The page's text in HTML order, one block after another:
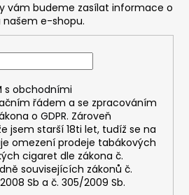
vám budeme zasílat informace o
e-shopu.
s obchodními
řádem a se zpracováním
o GDPR. Zároveň
že jsem starší 18ti let, tudíž se na
omezení prodeje tabákových
cigaret dle zákona č.
souvisejících zákonů č.
Sb a č. 305/2009 Sb.